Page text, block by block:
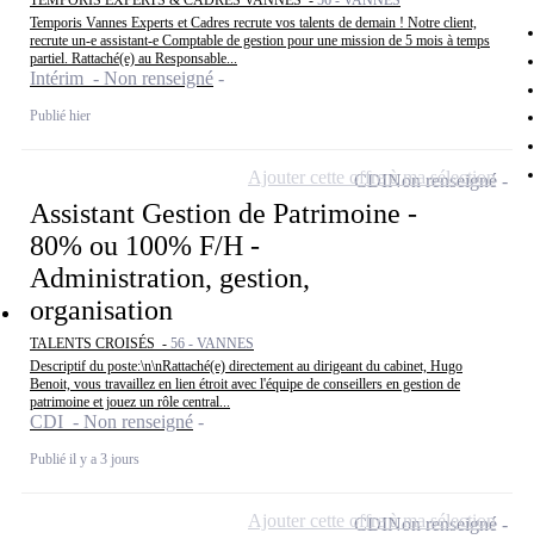
Temporis Vannes Experts et Cadres recrute vos talents de demain ! Notre client,
recrute un-e assistant-e Comptable de gestion pour une mission de 5 mois à temps
partiel. Rattaché(e) au Responsable...
Intérim - Non renseigné
Publié hier
Assistant Gestion de Patrimoine -
80% ou 100% F/H -
Administration, gestion,
organisation
TALENTS CROISÉS - 56 - VANNES
Descriptif du poste:\n\nRattaché(e) directement au dirigeant du cabinet, Hugo
Benoit, vous travaillez en lien étroit avec l'équipe de conseillers en gestion de
patrimoine et jouez un rôle central...
CDI - Non renseigné
Publié il y a 3 jours
CDINon renseigné
Ajouter cette offre à ma sélection
CDINon renseigné
Ajouter cette offre à ma sélection